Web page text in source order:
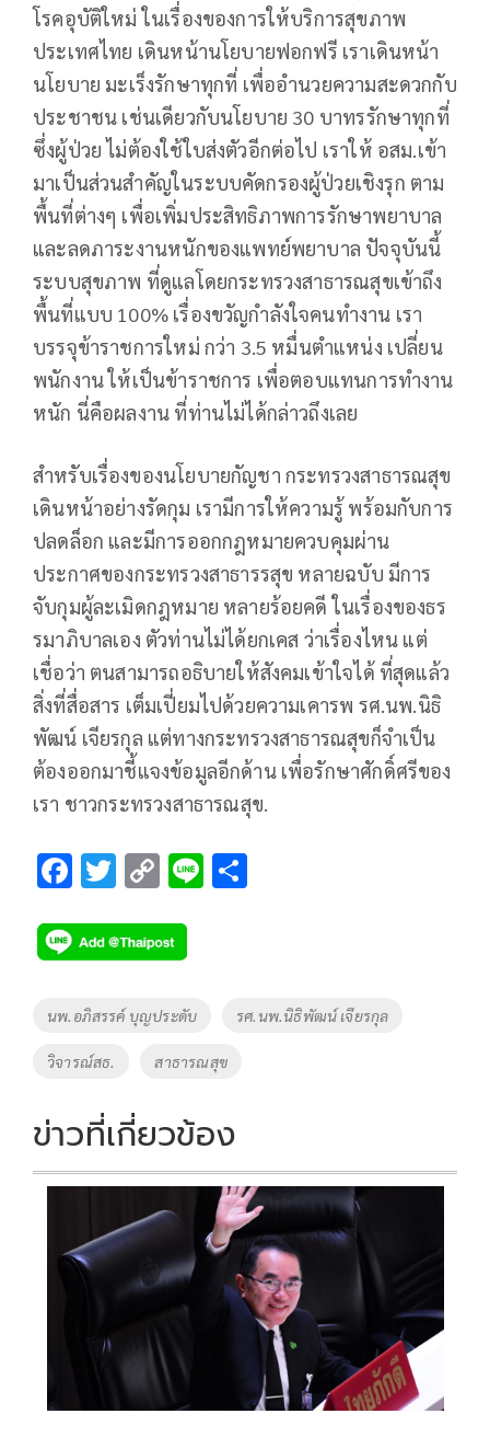
โรคอุบัติใหม่ ในเรื่องของการให้บริการสุขภาพ
ประเทศไทย เดินหน้านโยบายฟอกฟรี เราเดินหน้า
นโยบาย มะเร็งรักษาทุกที่ เพื่ออำนวยความสะดวกกับ
ประชาชน เช่นเดียวกับนโยบาย 30 บาทรรักษาทุกที่
ซึ่งผู้ป่วย ไม่ต้องใช้ใบส่งตัวอีกต่อไป เราให้ อสม.เข้า
มาเป็นส่วนสำคัญในระบบคัดกรองผู้ป่วยเชิงรุก ตาม
พื้นที่ต่างๆ เพื่อเพิ่มประสิทธิภาพการรักษาพยาบาล
และลดภาระงานหนักของแพทย์พยาบาล ปัจจุบันนี้
ระบบสุขภาพ ที่ดูแลโดยกระทรวงสาธารณสุขเข้าถึง
พื้นที่แบบ 100% เรื่องขวัญกำลังใจคนทำงาน เรา
บรรจุข้าราชการใหม่ กว่า 3.5 หมื่นตำแหน่ง เปลี่ยน
พนักงาน ให้เป็นข้าราชการ เพื่อตอบแทนการทำงาน
หนัก นี่คือผลงาน ที่ท่านไม่ได้กล่าวถึงเลย
สำหรับเรื่องของนโยบายกัญชา กระทรวงสาธารณสุข
เดินหน้าอย่างรัดกุม เรามีการให้ความรู้ พร้อมกับการ
ปลดล็อก และมีการออกกฎหมายควบคุมผ่าน
ประกาศของกระทรวงสาธารรสุข หลายฉบับ มีการ
จับกุมผู้ละเมิดกฎหมาย หลายร้อยคดี ในเรื่องของธร
รมาภิบาลเอง ตัวท่านไม่ได้ยกเคส ว่าเรื่องไหน แต่
เชื่อว่า ตนสามารถอธิบายให้สังคมเข้าใจได้ ที่สุดแล้ว
สิ่งที่สื่อสาร เต็มเปี่ยมไปด้วยความเคารพ รศ.นพ.นิธิ
พัฒน์ เจียรกุล แต่ทางกระทรวงสาธารณสุขก็จำเป็น
ต้องออกมาชี้แจงข้อมูลอีกด้าน เพื่อรักษาศักดิ์ศรีของ
เรา ชาวกระทรวงสาธารณสุข.
F
e
b
o
o
k
T
tt
er
C
p
y
Li
n
k
Li
Tags
นพ.อภิสรรค์ บุญประดับ รศ.นพ.นิธิพัฒน์ เจียรกุล
วิจารณ์สธ. สาธารณสุข
ข่าวที่เกี่ยวข้อง